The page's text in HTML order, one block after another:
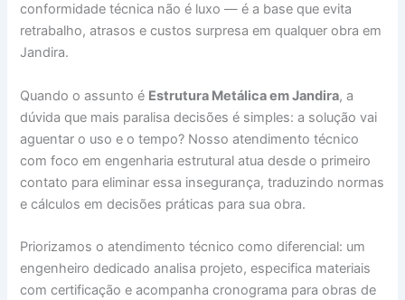
conformidade técnica não é luxo — é a base que evita
retrabalho, atrasos e custos surpresa em qualquer obra em
Jandira.
Quando o assunto é Estrutura Metálica em Jandira, a
dúvida que mais paralisa decisões é simples: a solução vai
aguentar o uso e o tempo? Nosso atendimento técnico
com foco em engenharia estrutural atua desde o primeiro
contato para eliminar essa insegurança, traduzindo normas
e cálculos em decisões práticas para sua obra.
Priorizamos o atendimento técnico como diferencial: um
engenheiro dedicado analisa projeto, especifica materiais
com certificação e acompanha cronograma para obras de